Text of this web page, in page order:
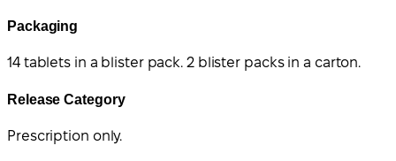
Packaging
14 tablets in a blister pack. 2 blister packs in a carton.
Release Category
Prescription only.